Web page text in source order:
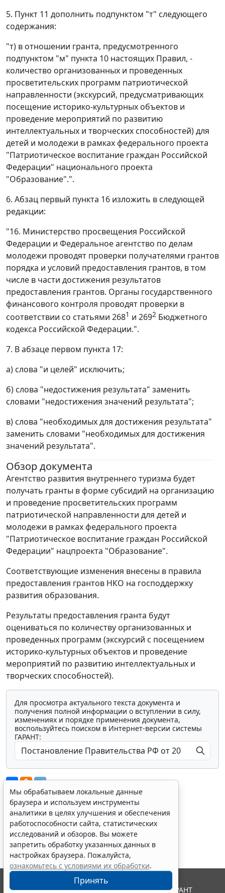
5. Пункт 11 дополнить подпунктом "т" следующего
содержания:
"т) в отношении гранта, предусмотренного
подпунктом "м" пункта 10 настоящих Правил, -
количество организованных и проведенных
просветительских программ патриотической
направленности (экскурсий, предусматривающих
посещение историко-культурных объектов и
проведение мероприятий по развитию
интеллектуальных и творческих способностей) для
детей и молодежи в рамках федерального проекта
"Патриотическое воспитание граждан Российской
Федерации" национального проекта
"Образование".".
6. Абзац первый пункта 16 изложить в следующей
редакции:
"16. Министерство просвещения Российской
Федерации и Федеральное агентство по делам
молодежи проводят проверки получателями грантов
порядка и условий предоставления грантов, в том
числе в части достижения результатов
предоставления грантов. Органы государственного
финансового контроля проводят проверки в
соответствии со статьями 2681 и 2692 Бюджетного
кодекса Российской Федерации.".
7. В абзаце первом пункта 17:
а) слова "и целей" исключить;
б) слова "недостижения результата" заменить
словами "недостижения значений результата";
в) слова "необходимых для достижения результата"
заменить словами "необходимых для достижения
значений результата".
Обзор документа
Агентство развития внутреннего туризма будет
получать гранты в форме субсидий на организацию
и проведение просветительских программ
патриотической направленности для детей и
молодежи в рамках федерального проекта
"Патриотическое воспитание граждан Российской
Федерации" нацпроекта "Образование".
Соответствующие изменения внесены в правила
предоставления грантов НКО на господдержку
развития образования.
Результаты предоставления гранта будут
оцениваться по количеству организованных и
проведенных программ (экскурсий с посещением
историко-культурных объектов и проведение
мероприятий по развитию интеллектуальных и
творческих способностей).
Для просмотра актуального текста документа и
получения полной информации о вступлении в силу,
изменениях и порядке применения документа,
воспользуйтесь поиском в Интернет-версии системы
ГАРАНТ:
Показать все материалы
Мы обрабатываем локальные данные
браузера и используем инструменты
аналитики в целях улучшения и обеспечения
работоспособности сайта, статистических
исследований и обзоров. Вы можете
запретить обработку указанных данных в
настройках браузера. Пожалуйста,
ознакомьтесь с условиями их обработки.
Принять
© ООО "НПП "ГАРАНТ-СЕРВИС", 2026. Система ГАРАНТ